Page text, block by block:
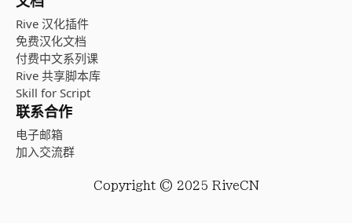
Rive 汉化插件
免费汉化文档
付费中文系列课
Rive 共享脚本库
Skill for Script
联系合作
电子邮箱
加入交流群
Copyright © 2025 RiveCN